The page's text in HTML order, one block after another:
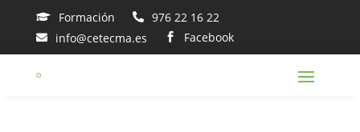
 Formación  976 22 16 22
 info@cetecma.es  Facebook